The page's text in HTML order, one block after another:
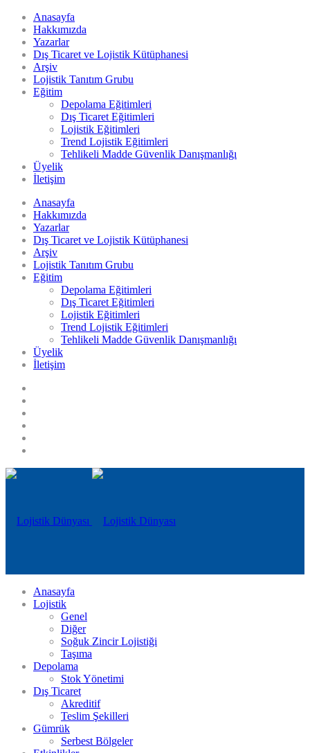
Anasayfa
Hakkımızda
Yazarlar
Dış Ticaret ve Lojistik Kütüphanesi
Arşiv
Lojistik Tanıtım Grubu
Eğitim
Depolama Eğitimleri
Dış Ticaret Eğitimleri
Lojistik Eğitimleri
Trend Lojistik Eğitimleri
Tehlikeli Madde Güvenlik Danışmanlığı
Üyelik
İletişim
Anasayfa
Hakkımızda
Yazarlar
Dış Ticaret ve Lojistik Kütüphanesi
Arşiv
Lojistik Tanıtım Grubu
Eğitim
Depolama Eğitimleri
Dış Ticaret Eğitimleri
Lojistik Eğitimleri
Trend Lojistik Eğitimleri
Tehlikeli Madde Güvenlik Danışmanlığı
Üyelik
İletişim
Anasayfa
Lojistik
Genel
Diğer
Soğuk Zincir Lojistiği
Taşıma
Depolama
Stok Yönetimi
Dış Ticaret
Akreditif
Teslim Şekilleri
Gümrük
Serbest Bölgeler